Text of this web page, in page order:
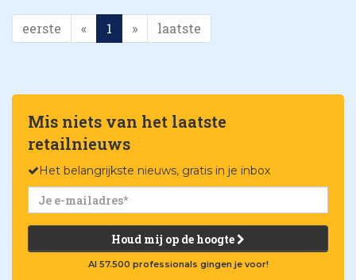
eerste « 1 » laatste
Mis niets van het laatste
retailnieuws
Het belangrijkste nieuws, gratis in je inbox
Houd mij op de hoogte
Al 57.500 professionals gingen je voor!